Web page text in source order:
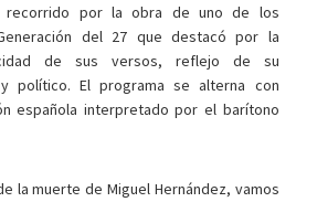
recorrido por la obra de uno de los
del 27 que destacó por la
de sus versos, reflejo de su
político. El programa se alterna con
española interpretado por el barítono
la muerte de Miguel Hernández, vamos